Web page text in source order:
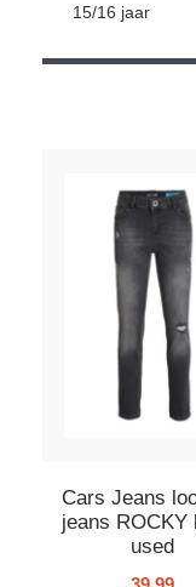
15/16 jaar
Cars Jeans
jeans ROCKY
used